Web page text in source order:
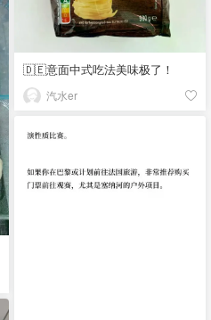
🇩🇪意面中式吃法美味极了！
汽水er